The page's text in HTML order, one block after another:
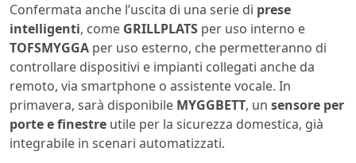
Confermata anche l’uscita di una serie di prese
intelligenti, come GRILLPLATS per uso interno e
TOFSMYGGA per uso esterno, che permetteranno di
controllare dispositivi e impianti collegati anche da
remoto, via smartphone o assistente vocale. In
primavera, sarà disponibile MYGGBETT, un sensore per
porte e finestre utile per la sicurezza domestica, già
integrabile in scenari automatizzati.